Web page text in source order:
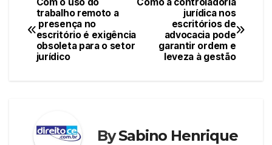
Navegação
de
Post
jurídica nos
escritórios de
advocacia pode
garantir ordem e
leveza à gestão
trabalho remoto a
presença no
escritório é exigência
obsoleta para o setor
jurídico
BySabino Henrique